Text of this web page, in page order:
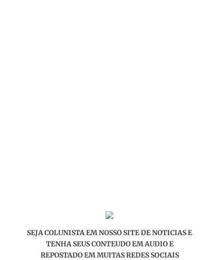
SEJA COLUNISTA EM NOSSO SITE DE NOTICIAS E
TENHA SEUS CONTEUDO EM AUDIO E
REPOSTADO EM MUITAS REDES SOCIAIS